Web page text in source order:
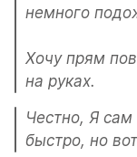
немного
Хочу прям
на руках.
Честно, Я сам
быстро, но